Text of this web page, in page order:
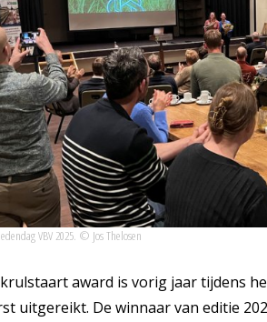
VBV 2025. © Jos Thelosen
award is vorig jaar tijdens
uitgereikt. De winnaar van editie